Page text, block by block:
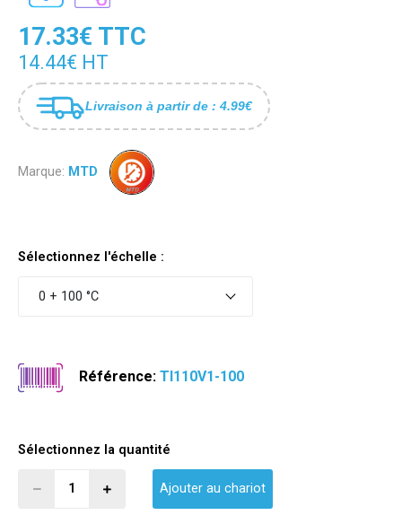
17.33€ TTC
14.44€ HT
Livraison à partir de : 4.99€
Marque: MTD
Sélectionnez l'échelle :
0 + 100 °C
Référence:TI110V1-100
Sélectionnez la quantité
Ajouter au chariot